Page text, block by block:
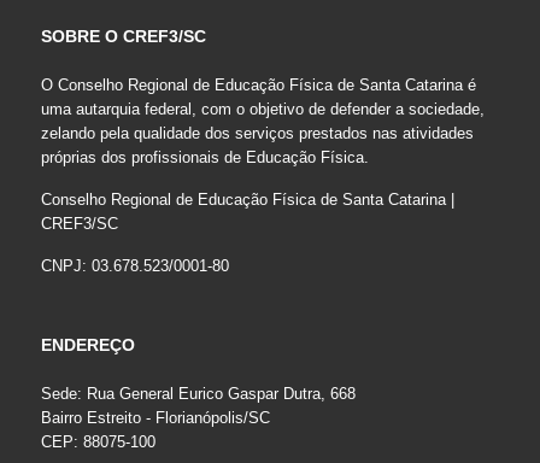
SOBRE O CREF3/SC
O Conselho Regional de Educação Física de Santa Catarina é
uma autarquia federal, com o objetivo de defender a sociedade,
zelando pela qualidade dos serviços prestados nas atividades
próprias dos profissionais de Educação Física.
Conselho Regional de Educação Física de Santa Catarina |
CREF3/SC
CNPJ: 03.678.523/0001-80
ENDEREÇO
Sede: Rua General Eurico Gaspar Dutra, 668
Bairro Estreito - Florianópolis/SC
CEP: 88075-100